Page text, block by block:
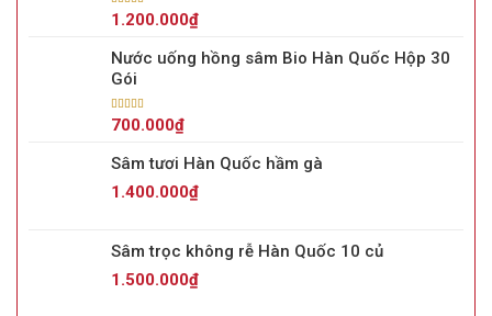
Được xếp
sao
1.200.000₫
Nước uống hồng sâm Bio Hàn Quốc Hộp 30
Gói
Được xếp
sao
700.000₫
Sâm tươi Hàn Quốc hầm gà
1.400.000₫
Sâm trọc không rễ Hàn Quốc 10 củ
1.500.000₫